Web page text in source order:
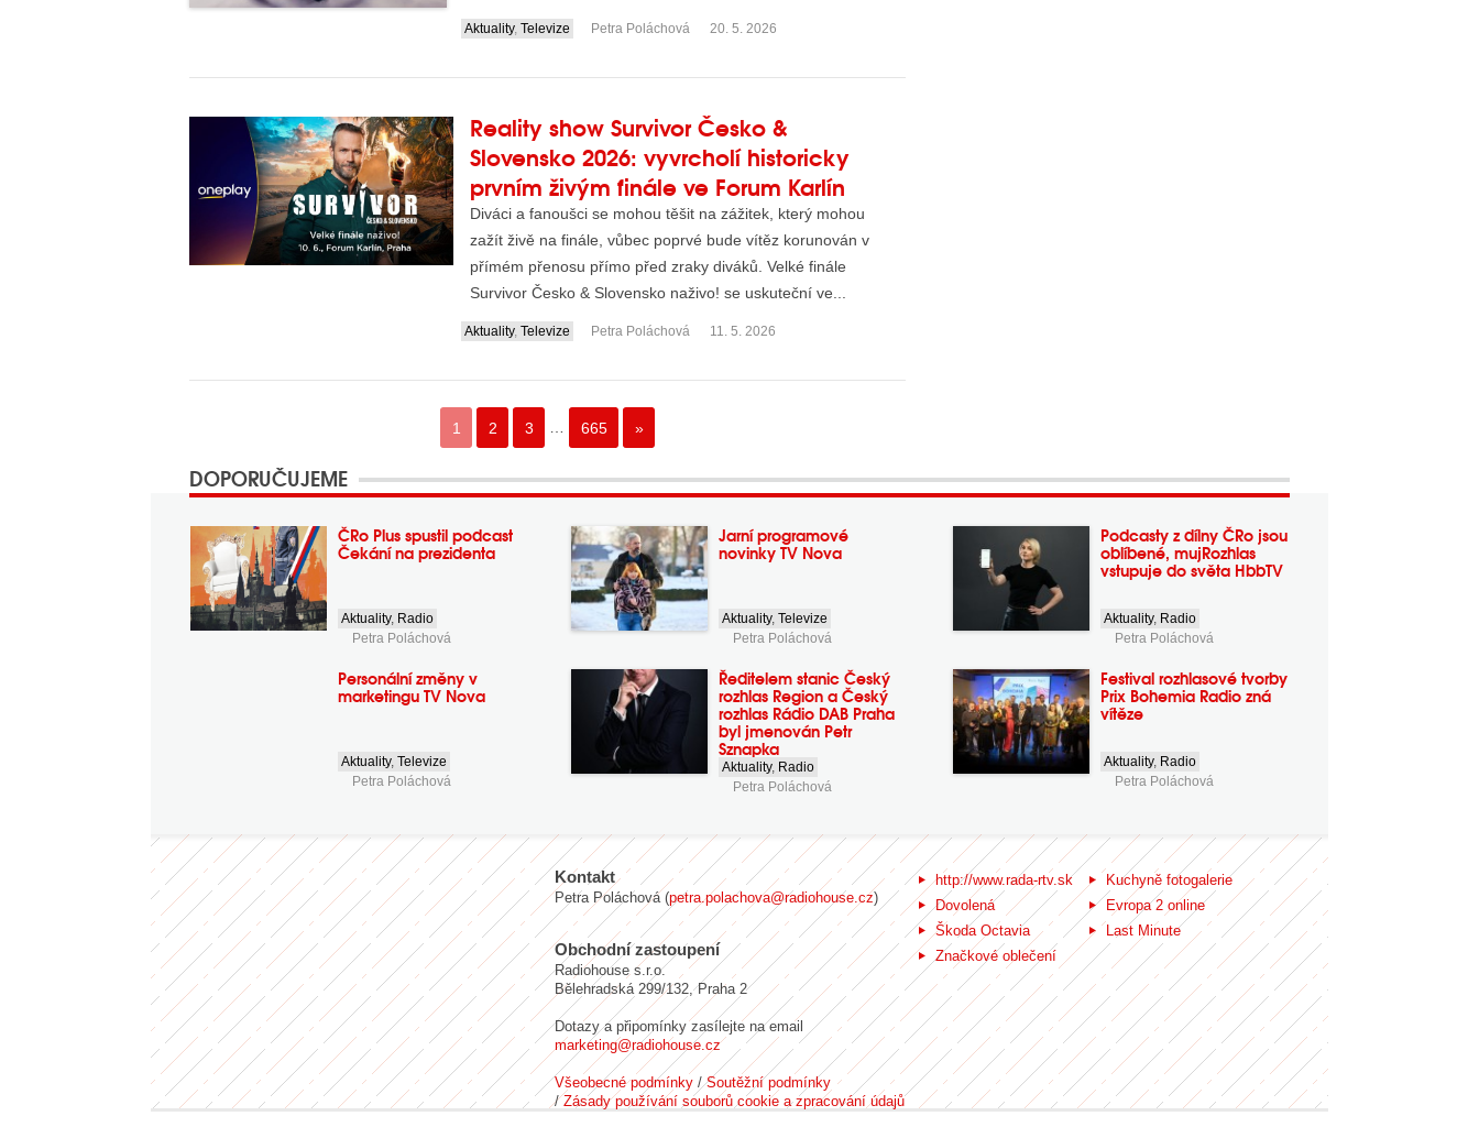
zkuš...
Aktuality,Televize Petra Poláchová 20. 5. 2026
Reality show Survivor Česko &
Slovensko 2026: vyvrcholí historicky
prvním živým finále ve Forum Karlín
Diváci a fanoušci se mohou těšit na zážitek, který mohou
zažít živě na finále, vůbec poprvé bude vítěz korunován v
přímém přenosu přímo před zraky diváků. Velké finále
Survivor Česko & Slovensko naživo! se uskuteční ve...
Aktuality,Televize Petra Poláchová 11. 5. 2026
1 2 3 665 »
DOPORUČUJEME
ČRo Plus spustil podcast
Čekání na prezidenta
Aktuality, Radio
Petra Poláchová
Jarní programové
novinky TV Nova
Aktuality,Televize
Petra Poláchová
Podcasty z dílny ČRo jsou
oblíbené, mujRozhlas
vstupuje do světa HbbTV
Aktuality, Radio
Petra Poláchová
Personální změny v
marketingu TV Nova
Aktuality,Televize
Petra Poláchová
Ředitelem stanic Český
rozhlas Region a Český
rozhlas Rádio DAB Praha
byl jmenován Petr
Sznapka
Aktuality, Radio
Petra Poláchová
Festival rozhlasové tvorby
Prix Bohemia Radio zná
vítěze
Aktuality, Radio
Petra Poláchová
Kontakt
Petra Poláchová (petra.polachova@radiohouse.cz)
Obchodní zastoupení
Radiohouse s.r.o.
Bělehradská 299/132, Praha 2
Dotazy a připomínky zasílejte na email
marketing@radiohouse.cz
Všeobecné podmínky/Soutěžní podmínky
/Zásady používání souborů cookie a zpracování údajů
http://www.rada-rtv.sk
Kuchyně fotogalerie
Dovolená
Evropa 2 online
Škoda Octavia
Last Minute
Značkové oblečení